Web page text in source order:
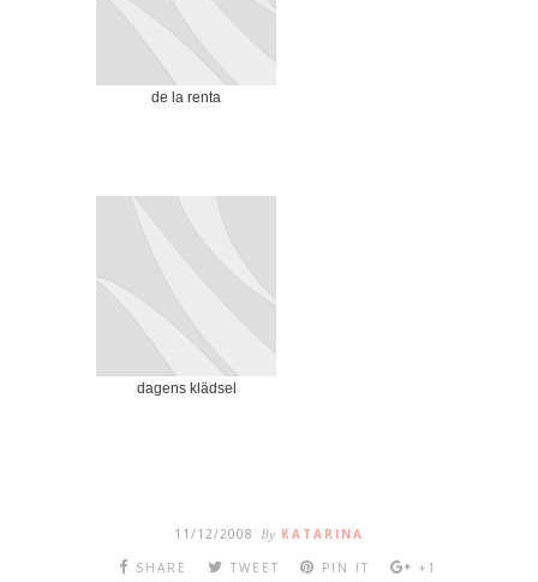
de la renta
dagens klädsel
11/12/2008 By KATARINA
SHARE
TWEET PIN IT +1